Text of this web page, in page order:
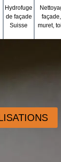
Hydrofuge
de façade
Suisse
muret,